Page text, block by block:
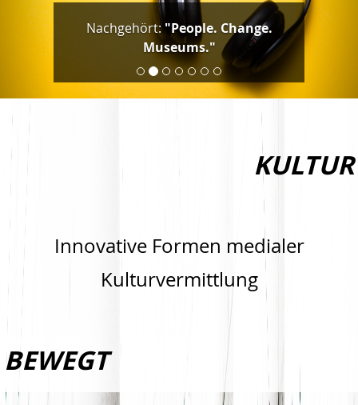
Nachgehört: "People. Change.
Museums."
KULTUR
Innovative Formen medialer
Kulturvermittlung
BEWEGT